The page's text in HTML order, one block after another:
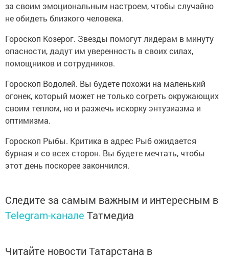
за своим эмоциональным настроем, чтобы случайно
не обидеть близкого человека.
Гороскоп Козерог. Звезды помогут лидерам в минуту
опасности, дадут им уверенность в своих силах,
помощников и сотрудников.
Гороскоп Водолей. Вы будете похожи на маленький
огонек, который может не только согреть окружающих
своим теплом, но и разжечь искорку энтузиазма и
оптимизма.
Гороскоп Рыбы. Критика в адрес Рыб ожидается
бурная и со всех сторон. Вы будете мечтать, чтобы
этот день поскорее закончился.
Следите за самым важным и интересным в
Telegram-канале Татмедиа
Читайте новости Татарстана в